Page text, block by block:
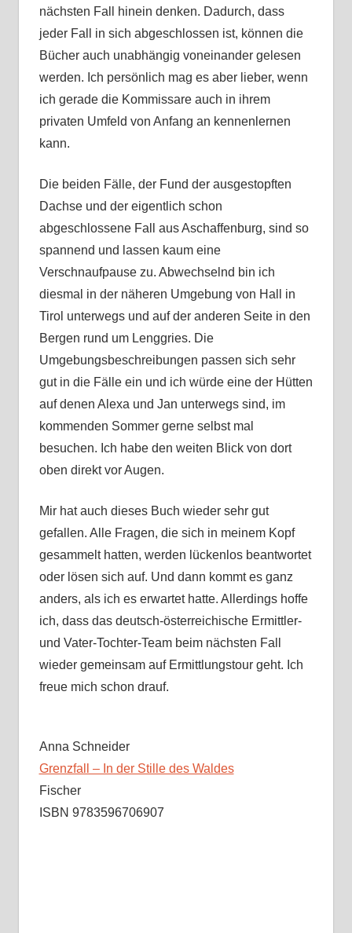
nächsten Fall hinein denken. Dadurch, dass
jeder Fall in sich abgeschlossen ist, können die
Bücher auch unabhängig voneinander gelesen
werden. Ich persönlich mag es aber lieber, wenn
ich gerade die Kommissare auch in ihrem
privaten Umfeld von Anfang an kennenlernen
kann.
Die beiden Fälle, der Fund der ausgestopften
Dachse und der eigentlich schon
abgeschlossene Fall aus Aschaffenburg, sind so
spannend und lassen kaum eine
Verschnaufpause zu. Abwechselnd bin ich
diesmal in der näheren Umgebung von Hall in
Tirol unterwegs und auf der anderen Seite in den
Bergen rund um Lenggries. Die
Umgebungsbeschreibungen passen sich sehr
gut in die Fälle ein und ich würde eine der Hütten
auf denen Alexa und Jan unterwegs sind, im
kommenden Sommer gerne selbst mal
besuchen. Ich habe den weiten Blick von dort
oben direkt vor Augen.
Mir hat auch dieses Buch wieder sehr gut
gefallen. Alle Fragen, die sich in meinem Kopf
gesammelt hatten, werden lückenlos beantwortet
oder lösen sich auf. Und dann kommt es ganz
anders, als ich es erwartet hatte. Allerdings hoffe
ich, dass das deutsch-österreichische Ermittler-
und Vater-Tochter-Team beim nächsten Fall
wieder gemeinsam auf Ermittlungstour geht. Ich
freue mich schon drauf.
Anna Schneider
Grenzfall – In der Stille des Waldes
Fischer
ISBN 9783596706907